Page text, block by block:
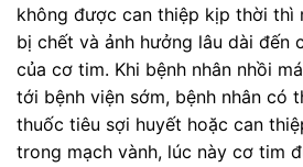
không được can thiệp kịp thời thì
bị chết và ảnh hưởng lâu dài đến
của cơ tim. Khi bệnh nhân nhồi
tới bệnh viện sớm, bệnh nhân có
thuốc tiêu sợi huyết hoặc can
trong mạch vành, lúc này cơ tim